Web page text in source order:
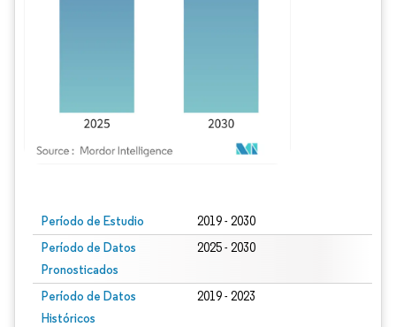
Período de Estudio 2019 - 2030
Período de Datos
Pronosticados
2025 - 2030
Período de Datos
Históricos
2019 - 2023